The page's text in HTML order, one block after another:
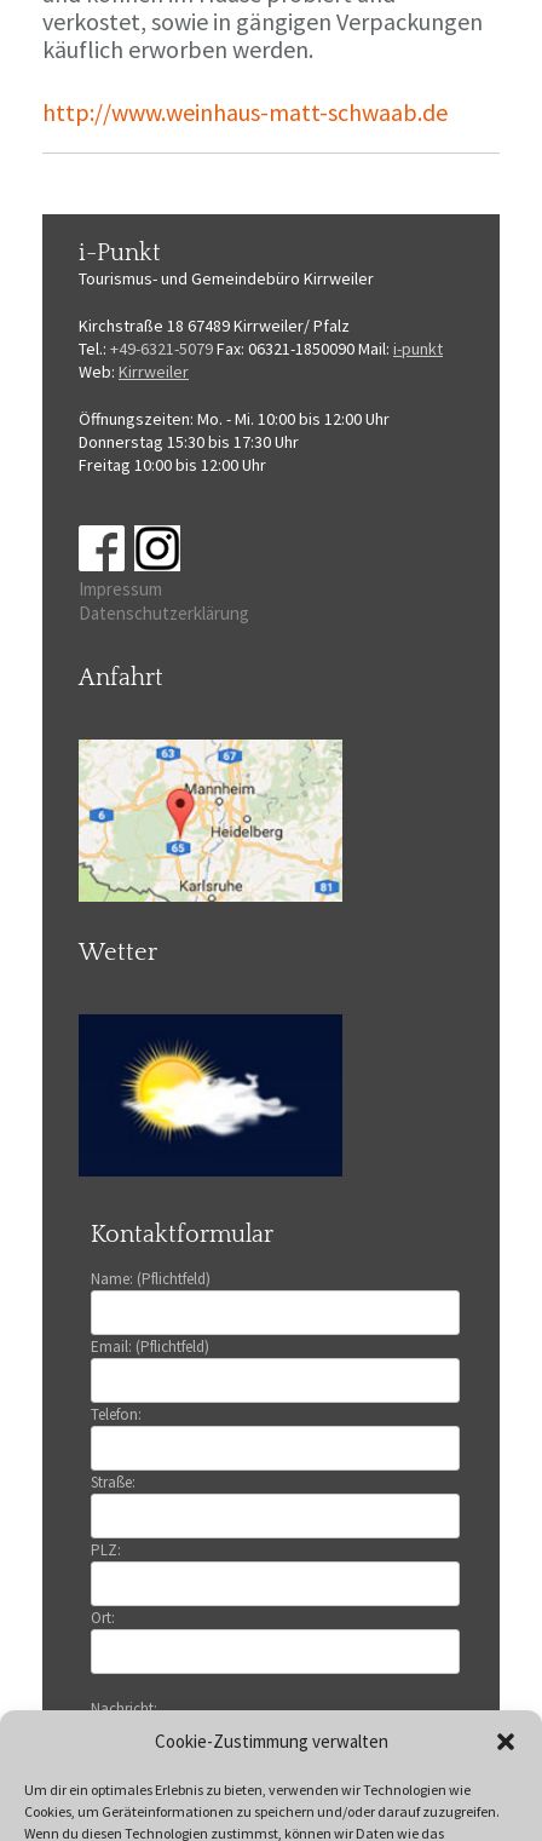
Cookie-Zustimmung verwalten
Um dir ein optimales Erlebnis zu bieten, verwenden wir Technologien wie
Cookies, um Geräteinformationen zu speichern und/oder darauf zuzugreifen.
Wenn du diesen Technologien zustimmst, können wir Daten wie das
verkostet, sowie in gängigen Verpackungen
käuflich erworben werden.
http://www.weinhaus-matt-schwaab.de
i-Punkt
Tourismus-und Gemeindebüro Kirrweiler
Kirchstraße 18 67489 Kirrweiler/ Pfalz
Tel.: +49-6321-5079Fax: 06321-1850090Mail: i-punkt
Web: Kirrweiler
Öffnungszeiten: Mo. - Mi. 10:00 bis 12:00 Uhr
Donnerstag 15:30 bis 17:30 Uhr
Freitag 10:00 bis 12:00 Uhr
Impressum
Datenschutzerklärung
Anfahrt
Wetter
Kontaktformular
Name: (Pflichtfeld)
Email: (Pflichtfeld)
Telefon:
Straße:
PLZ:
Ort:
Nachricht: